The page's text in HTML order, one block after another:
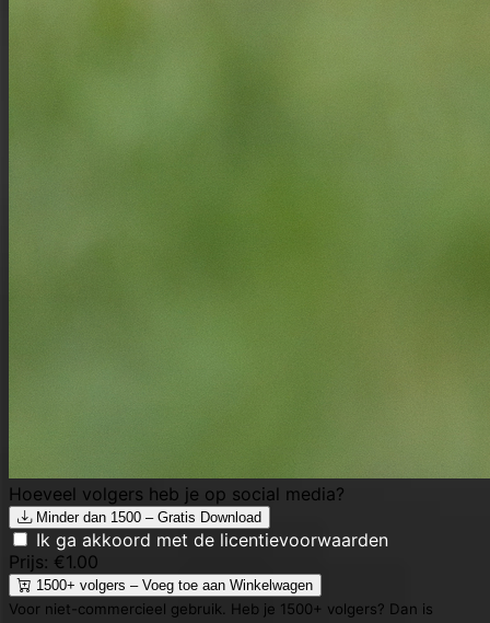
Hoeveel volgers heb je op social media?
Minder dan 1500 – Gratis Download
Ik ga akkoord met de licentievoorwaarden
Prijs: €1.00
1500+ volgers – Voeg toe aan Winkelwagen
Voor niet-commercieel gebruik. Heb je 1500+ volgers? Dan is